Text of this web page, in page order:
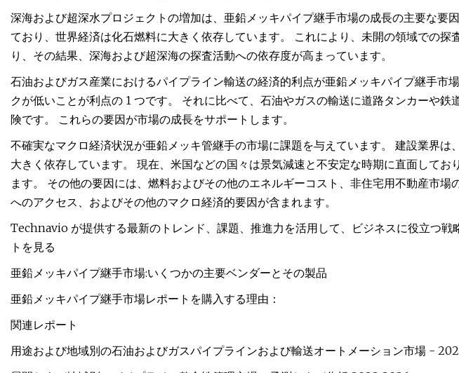
深海および超深水プロジェクトの増加は、亜鉛メッキパイプ継手市場の成長の主要な要
ており、世界経済は化石燃料に大きく依存しています。 これにより、未開の領域での探
り、その結果、深海および超深海の探査活動への依存度が高まっています。
石油およびガス産業におけるパイプライン輸送の経済的利点が亜鉛メッキパイプ継手市
クが低いことが利点の 1 つです。 それに比べて、石油やガスの輸送に道路タンカーや鉄
険です。 これらの要因が市場の成長をサポートします。
不確実なマクロ経済状況が亜鉛メッキ管継手の市場に課題を与えています。 建設業界は
大きく依存しています。 現在、米国などの国々は景気減速と不安定な時期に直面してお
ます。 その他の要因には、燃料およびその他のエネルギーコスト、非住宅用不動産市場
へのアクセス、およびその他のマクロ経済的要因が含まれます。
Technavio が提供する最新のトレンド、課題、推進力を活用して、ビジネスに役立つ戦
トを見る
亜鉛メッキパイプ継手市場:いくつかの主要ベンダーとその製品
亜鉛メッキパイプ継手市場レポートを購入する理由：
関連レポート
用途および地域別の石油およびガスパイプラインおよび輸送オートメーション市場 -